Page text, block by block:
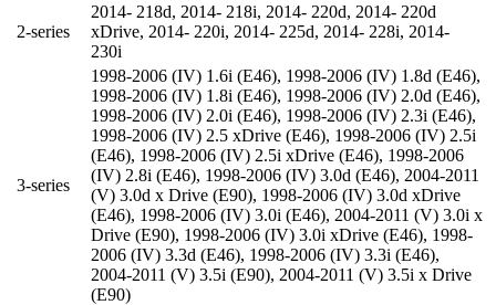
2-series
2014- 218d, 2014- 218i, 2014- 220d, 2014- 220d
xDrive, 2014- 220i, 2014- 225d, 2014- 228i, 2014-
230i
3-series
1998-2006 (IV) 1.6i (E46), 1998-2006 (IV) 1.8d (E46),
1998-2006 (IV) 1.8i (E46), 1998-2006 (IV) 2.0d (E46),
1998-2006 (IV) 2.0i (E46), 1998-2006 (IV) 2.3i (E46),
1998-2006 (IV) 2.5 xDrive (E46), 1998-2006 (IV) 2.5i
(E46), 1998-2006 (IV) 2.5i xDrive (E46), 1998-2006
(IV) 2.8i (E46), 1998-2006 (IV) 3.0d (E46), 2004-2011
(V) 3.0d x Drive (E90), 1998-2006 (IV) 3.0d xDrive
(E46), 1998-2006 (IV) 3.0i (E46), 2004-2011 (V) 3.0i x
Drive (E90), 1998-2006 (IV) 3.0i xDrive (E46), 1998-
2006 (IV) 3.3d (E46), 1998-2006 (IV) 3.3i (E46),
2004-2011 (V) 3.5i (E90), 2004-2011 (V) 3.5i x Drive
(E90)